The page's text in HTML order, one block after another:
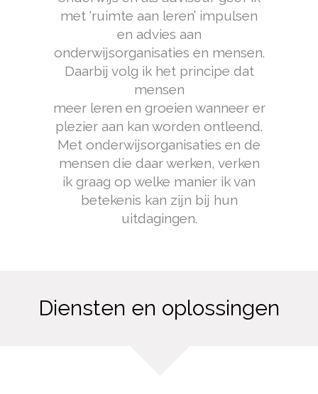
met ‘ruimte aan leren’ impulsen
en advies aan
onderwijsorganisaties en mensen.
Daarbij volg ik het principe dat
mensen
meer leren en groeien wanneer er
plezier aan kan worden ontleend.
Met onderwijsorganisaties en de
mensen die daar werken, verken
ik graag op welke manier ik van
betekenis kan zijn bij hun
uitdagingen.
Diensten en oplossingen